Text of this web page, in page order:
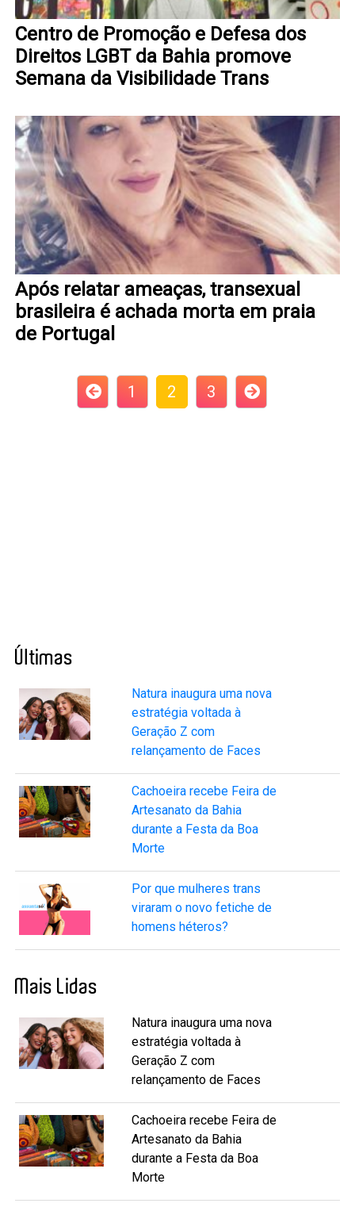
Centro de Promoção e Defesa dos
Direitos LGBT da Bahia promove
Semana da Visibilidade Trans
Após relatar ameaças, transexual
brasileira é achada morta em praia
de Portugal
1 2 3
Últimas
Natura inaugura uma nova
estratégia voltada à
Geração Z com
relançamento de Faces
Cachoeira recebe Feira de
Artesanato da Bahia
durante a Festa da Boa
Morte
Por que mulheres trans
viraram o novo fetiche de
homens héteros?
Mais Lidas
Natura inaugura uma nova
estratégia voltada à
Geração Z com
relançamento de Faces
Cachoeira recebe Feira de
Artesanato da Bahia
durante a Festa da Boa
Morte